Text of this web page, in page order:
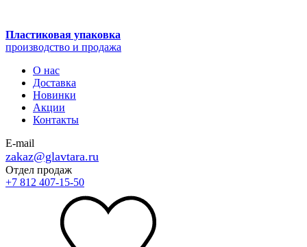
Пластиковая упаковка
производство и продажа
О нас
Доставка
Новинки
Акции
Контакты
E-mail
zakaz@glavtara.ru
Отдел продаж
+7 812 407-15-50